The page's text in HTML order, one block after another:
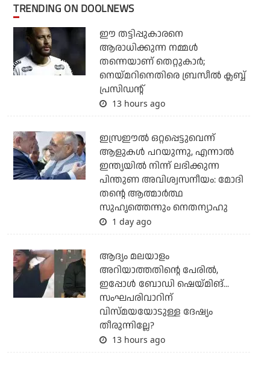
TRENDING ON DOOLNEWS
ഈ തട്ടിപ്പുകാരനെ
ആരാധിക്കുന്ന നമ്മള്‍
തന്നെയാണ് തെറ്റുകാര്‍;
നെയ്മറിനെതിരെ ബ്രസീല്‍ ക്ലബ്ബ്
പ്രസിഡന്റ്
13 hours ago
ഇസ്രഈല്‍ ഒറ്റപ്പെട്ടുവെന്ന്
ആളുകള്‍ പറയുന്നു, എന്നാല്‍
ഇന്ത്യയില്‍ നിന്ന് ലഭിക്കുന്ന
പിന്തുണ അവിശ്വസനീയം: മോദി
തന്റെ ആത്മാര്‍ത്ഥ
സുഹൃത്തെന്നും നെതന്യാഹു
1 day ago
ആദ്യം മലയാളം
അറിയാത്തതിന്റെ പേരില്‍,
ഇപ്പോള്‍ ബോഡി ഷെയ്മിങ്...
സംഘപരിവാറിന്
വിസ്മയയോടുള്ള ദേഷ്യം
തീരുന്നില്ലേ?
13 hours ago